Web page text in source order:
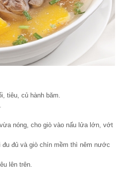
tiêu, củ hành băm.
nóng, cho giò vào nấu lửa lớn, vớt
đủ và giò chín mềm thì nêm nước
lên trên.